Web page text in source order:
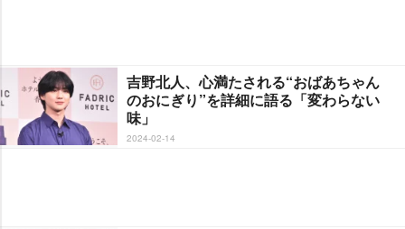
吉野北人、心満たされる“おばあちゃん
のおにぎり”を詳細に語る「変わらない
味」
2024-02-14